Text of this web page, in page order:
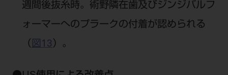
週間後抜糸時。術野隣在歯及びジンジバルフ
ォーマーへのプラークの付着が認められる
（ 図13 ）。